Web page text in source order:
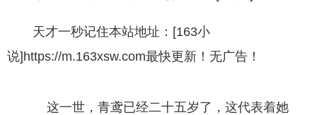
天才一秒记住本站地址：[163小
说]https://m.163xsw.com最快更新！无广告！
这一世，青鸢已经二十五岁了，这代表着她